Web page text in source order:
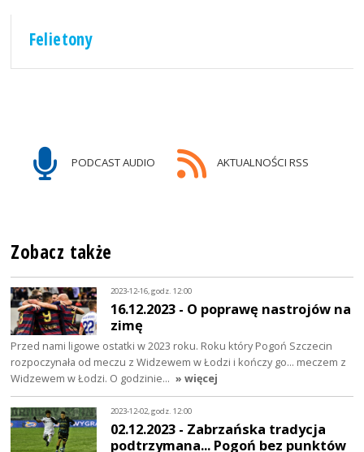
Felietony
PODCAST AUDIO AKTUALNOŚCI RSS
Zobacz także
2023-12-16, godz. 12:00
16.12.2023 - O poprawę nastrojów na
zimę
Przed nami ligowe ostatki w 2023 roku. Roku który Pogoń Szczecin
rozpoczynała od meczu z Widzewem w Łodzi i kończy go... meczem z
Widzewem w Łodzi. O godzinie… » więcej
2023-12-02, godz. 12:00
02.12.2023 - Zabrzańska tradycja
podtrzymana... Pogoń bez punktów